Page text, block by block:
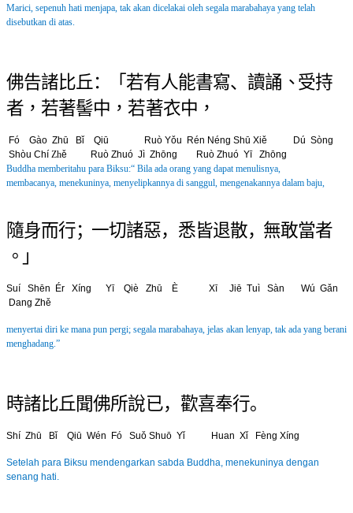
Marici, sepenuh hati menjapa, tak akan dicelakai oleh segala marabahaya yang telah
disebutkan di atas.
佛 告 諸 比 丘 ：「 若 有 人 能 書 寫、 讀 誦 、受 持
者 ， 若 著 髻 中 ， 若 著 衣 中 ，
Fó Gào Zhū Bǐ Qiū Ruò Yǒu Rén Néng Shū Xiě Dú Sòng
Shòu Chí Zhě Ruò Zhuó Jì Zhōng Ruò Zhuó Yī Zhōng
Buddha memberitahu para Biksu:“ Bila ada orang yang dapat menulisnya,
membacanya, menekuninya, menyelipkannya di sanggul, mengenakannya dalam baju,
隨 身 而 行 ；一 切 諸 惡 ， 悉 皆 退 散 ， 無 敢 當 者
。」
Suí Shēn Ér Xíng Yī Qiè Zhū È Xī Jiē Tuì Sàn Wú Gǎn
Dang Zhě
menyertai diri ke mana pun pergi; segala marabahaya, jelas akan lenyap, tak ada yang berani
menghadang.”
時 諸 比 丘 聞 佛 所 說 已 ， 歡 喜 奉 行 。
Shí Zhū Bǐ Qiū Wén Fó Suǒ Shuō Yǐ Huan Xǐ Fèng Xíng
Setelah para Biksu mendengarkan sabda Buddha, menekuninya dengan
senang hati.